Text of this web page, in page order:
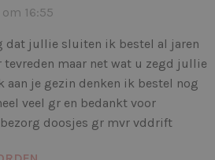
16:55
dat jullie sluiten ik bestel al jaren
tevreden maar net wat u zegd jullie
aan je gezin denken ik bestel nog
veel gr en bedankt voor
doosjes gr mvr vddrift